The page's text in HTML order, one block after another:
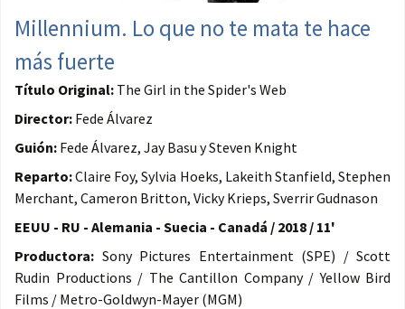
Millennium. Lo que no te mata te hace
más fuerte
Título Original: The Girl in the Spider's Web
Director: Fede Álvarez
Guión: Fede Álvarez, Jay Basu y Steven Knight
Reparto:Claire Foy, Sylvia Hoeks, Lakeith Stanfield, Stephen
Merchant, Cameron Britton, Vicky Krieps, Sverrir Gudnason
EEUU - RU - Alemania - Suecia - Canadá / 2018 / 11'
Productora: Sony Pictures Entertainment (SPE) / Scott
Rudin Productions / The Cantillon Company / Yellow Bird
Films / Metro-Goldwyn-Mayer (MGM)